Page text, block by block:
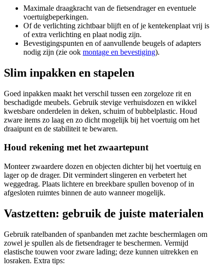
Maximale draagkracht van de fietsendrager en eventuele
voertuigbeperkingen.
Of de verlichting zichtbaar blijft en of je kentekenplaat vrij is
of extra verlichting en plaat nodig zijn.
Bevestigingspunten en of aanvullende beugels of adapters
nodig zijn (zie ook montage en bevestiging).
Slim inpakken en stapelen
Goed inpakken maakt het verschil tussen een zorgeloze rit en
beschadigde meubels. Gebruik stevige verhuisdozen en wikkel
kwetsbare onderdelen in deken, schuim of bubbelplastic. Houd
zware items zo laag en zo dicht mogelijk bij het voertuig om het
draaipunt en de stabiliteit te bewaren.
Houd rekening met het zwaartepunt
Monteer zwaardere dozen en objecten dichter bij het voertuig en
lager op de drager. Dit vermindert slingeren en verbetert het
weggedrag. Plaats lichtere en breekbare spullen bovenop of in
afgesloten ruimtes binnen de auto wanneer mogelijk.
Vastzetten: gebruik de juiste materialen
Gebruik ratelbanden of spanbanden met zachte beschermlagen om
zowel je spullen als de fietsendrager te beschermen. Vermijd
elastische touwen voor zware lading; deze kunnen uitrekken en
losraken. Extra tips: